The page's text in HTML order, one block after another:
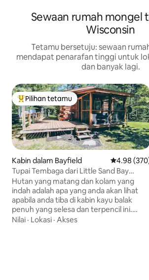
Sewaan rumah mongel
Wisconsin
Tetamu bersetuju: sewaan
mendapat penarafan tinggi untuk
dan banyak lagi.
Pilihan utama tetamu
Pilihan tetamu
Kabin dalam Bayfield Penarafan
4.98
Tupai Tembaga dari Little Sand Bay
DogsWelcome
Hutan yang matang dan kolam yang
indah adalah apa yang anda akan lihat
apabila anda tiba di kabin kayu balak
penuh yang selesa dan terpencil ini.
Kabin ini baru-baru ini telah diubah suai
Nilai · Lokasi · Akses